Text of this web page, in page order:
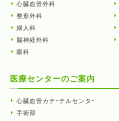
心臓血管外科
整形外科
婦人科
脳神経外科
眼科
医療センターのご案内
心臓血管カテｰテルセンタｰ
手術部